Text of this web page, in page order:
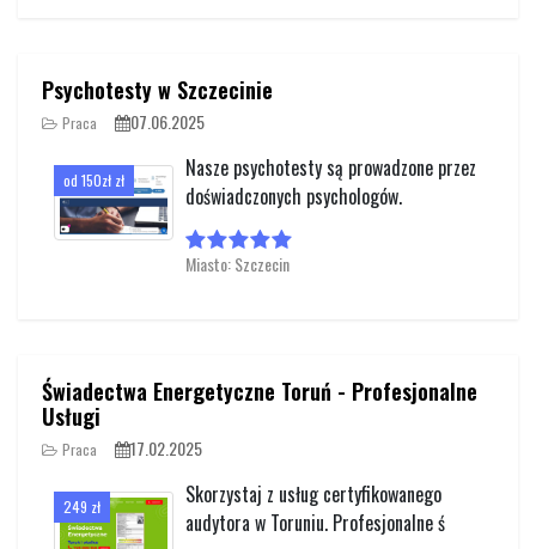
Psychotesty w Szczecinie
Praca 07.06.2025
od 150zł zł
Nasze psychotesty są prowadzone przez
doświadczonych psychologów.
Miasto: Szczecin
Świadectwa Energetyczne Toruń - Profesjonalne
Usługi
Praca 17.02.2025
249 zł
Skorzystaj z usług certyfikowanego
audytora w Toruniu. Profesjonalne ś